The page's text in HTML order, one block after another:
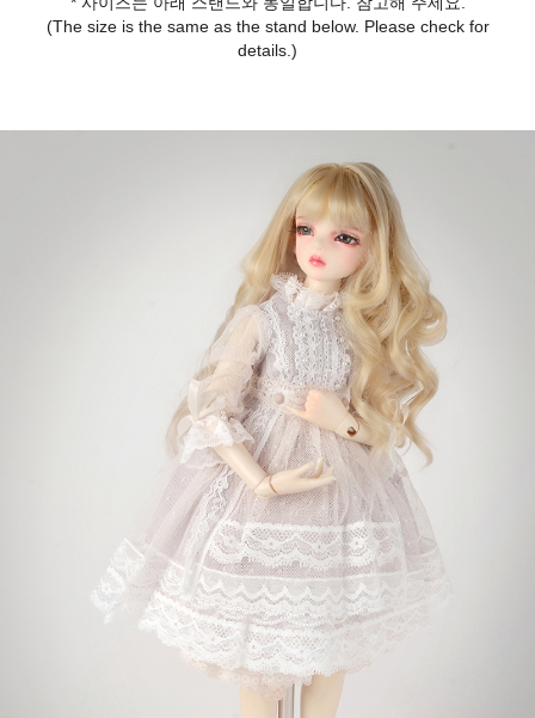
(The size is the same as the stand below. Please check for